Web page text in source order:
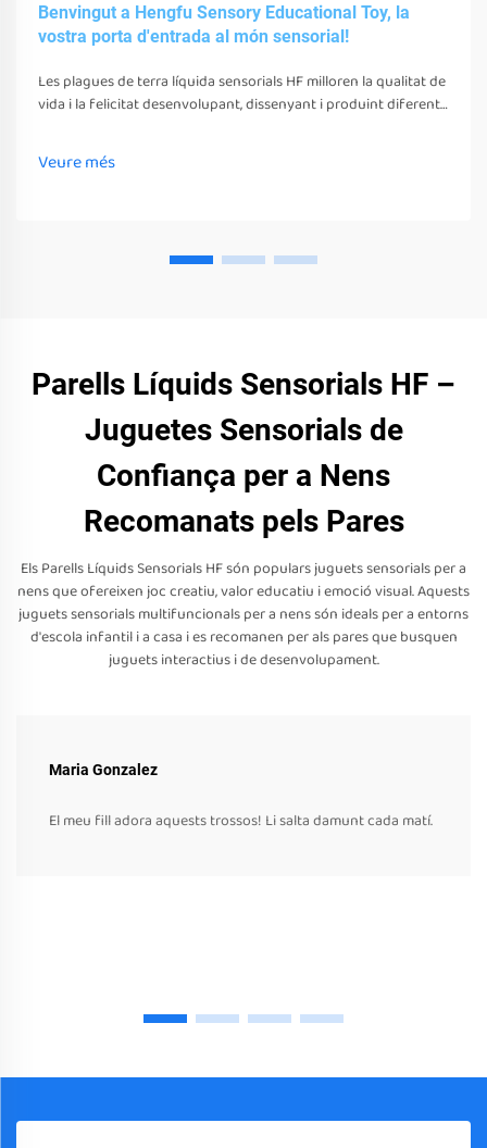
Benvingut a Hengfu Sensory Educational Toy, la
vostra porta d'entrada al món sensorial!
Les plagues de terra líquida sensorials HF milloren la qualitat de
vida i la felicitat desenvolupant, dissenyant i produint diferents
equips poden estimular els seus sentits
Veure més
Parells Líquids Sensorials HF –
Juguetes Sensorials de
Confiança per a Nens
Recomanats pels Pares
Els Parells Líquids Sensorials HF són populars juguets sensorials per a
nens que ofereixen joc creatiu, valor educatiu i emoció visual. Aquests
juguets sensorials multifuncionals per a nens són ideals per a entorns
d'escola infantil i a casa i es recomanen per als pares que busquen
juguets interactius i de desenvolupament.
Maria Gonzalez
El meu fill adora aquests trossos! Li salta damunt cada matí.